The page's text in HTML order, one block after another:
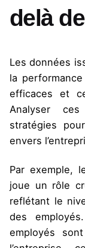
delà
Les données
la
efficaces et
Analyser
stratégies
envers
Par exemple,
joue un rôle
reflétant le
des
employés